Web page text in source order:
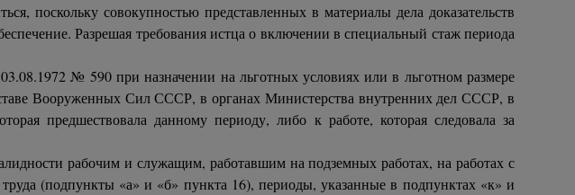
поскольку совокупностью представленных в материалы дела доказательств
Разрешая требования истца о включении в специальный стаж периода
№ 590 при назначении на льготных условиях или в льготном размере
Вооруженных Сил СССР, в органах Министерства внутренних дел СССР, в
предшествовала данному периоду, либо к работе, которая следовала за
рабочим и служащим, работавшим на подземных работах, на работах с
(подпункты «а» и «б» пункта 16), периоды, указанные в подпунктах «к» и